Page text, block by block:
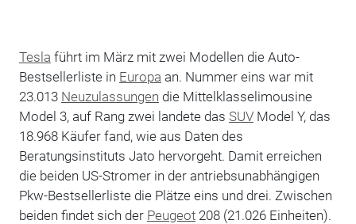
Tesla führt im März mit zwei Modellen die Auto-
Bestsellerliste in Europa an. Nummer eins war mit
23.013 Neuzulassungen die Mittelklasselimousine
Model 3, auf Rang zwei landete das SUVModel Y, das
18.968 Käufer fand, wie aus Daten des
Beratungsinstituts Jato hervorgeht. Damit erreichen
die beiden US-Stromer in der antriebsunabhängigen
Pkw-Bestsellerliste die Plätze eins und drei. Zwischen
beiden findet sich der Peugeot208 (21.026 Einheiten).